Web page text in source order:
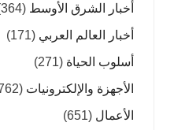
أخبار الشرق الأوسط (364)
أخبار العالم العربي (171)
أسلوب الحياة (271)
الأجهزة والإلكترونيات (762)
الأعمال (651)